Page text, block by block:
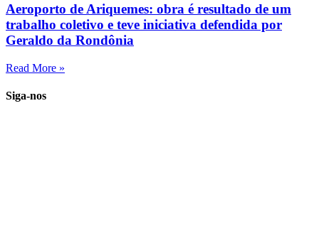
Aeroporto de Ariquemes: obra é resultado de um
trabalho coletivo e teve iniciativa defendida por
Geraldo da Rondônia
Read More »
Siga-nos